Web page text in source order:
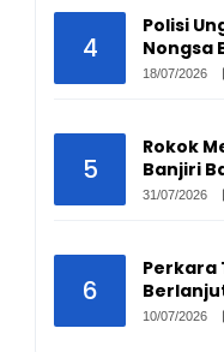
4
Polisi
Nongsa
18/07/2026
5
Rokok
Banjiri
31/07/2026
6
Perkara
10/07/2026